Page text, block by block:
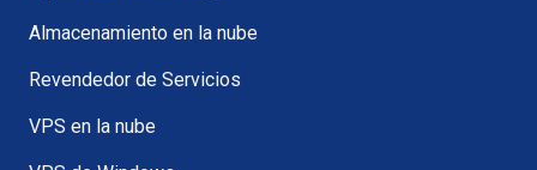
Almacenamiento en la nube
Revendedor de Servicios
VPS en la nube